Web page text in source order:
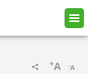
-A
+A